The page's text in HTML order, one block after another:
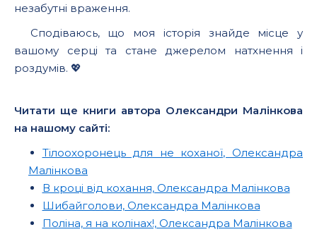
незабутні враження.
Сподіваюсь, що моя історія знайде місце у
вашому серці та стане джерелом натхнення і
роздумів. 💖
Читати ще книги автора Олександри Малінкова
на нашому сайті:
Тілоохоронець для не коханої, Олександра
Малінкова
В кроці від кохання, Олександра Малінкова
Шибайголови, Олександра Малінкова
Поліна, я на колінах!, Олександра Малінкова